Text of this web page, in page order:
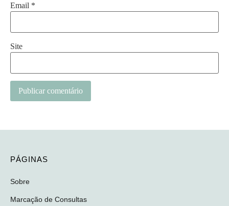
Email *
Site
PÁGINAS
Sobre
Marcação de Consultas